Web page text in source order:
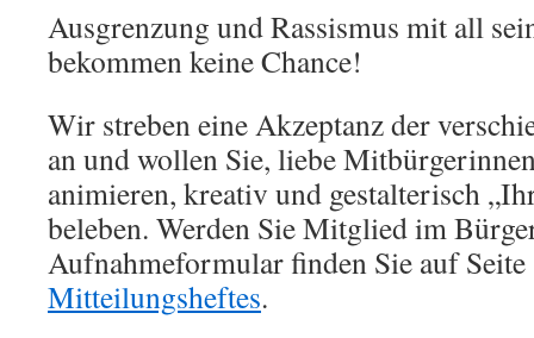
Ausgrenzung und Rassismus mit all
bekommen keine Chance!
Wir streben eine Akzeptanz der
an und wollen Sie, liebe
animieren, kreativ und gestalterisch
beleben. Werden Sie Mitglied im
Aufnahmeformular finden Sie auf
Mitteilungsheftes.